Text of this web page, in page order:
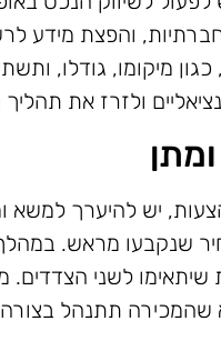
והפצת מידע
מיקומו, גודלו,
ולזרז את
יש להיערך למשא
שנקבעו מראש.
לשני הצדדים.
שהמכירה תתנהל